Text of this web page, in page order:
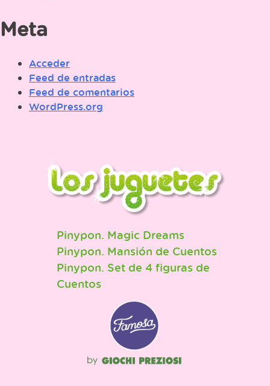
Meta
Acceder
Feed de entradas
Feed de comentarios
WordPress.org
Pinypon. Magic Dreams
Pinypon. Mansión de Cuentos
Pinypon. Set de 4 figuras de
Cuentos